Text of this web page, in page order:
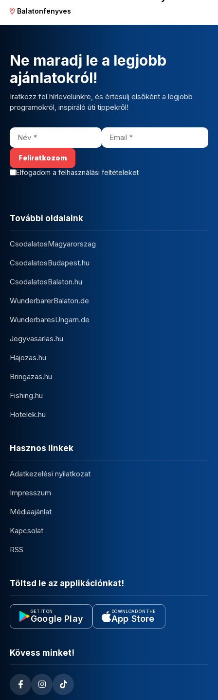
Balatonfenyves
Ne maradj le a legjobb
ajánlatokról!
Iratkozz fel hírlevelünkre, és értesülj elsőként a legjobb
programokról, inspiráló úti tippekről!
Elfogadom a felhasználási feltételeket
További oldalaink
CsodalatosMagyarorszag
CsodalatosBudapest.hu
CsodalatosBalaton.hu
WunderbarerBalaton.de
WunderbaresUngarn.de
Jegyvasarlas.hu
Hajozas.hu
Bringazas.hu
Fishing.hu
Hotelek.hu
Hasznos linkek
Adatkezelési nyilatkozat
Impresszum
Médiaajánlat
Kapcsolat
RSS
Töltsd le az applikációnkat!
GET IT ON
Google Play
DOWNLOAD ON THE
App Store
Kövess minket!